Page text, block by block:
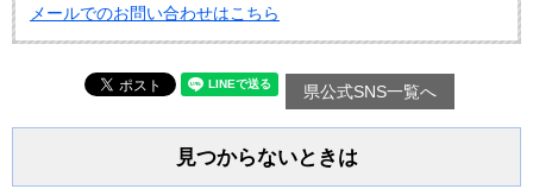
メールでのお問い合わせはこちら
県公式SNS一覧へ
見つからないときは